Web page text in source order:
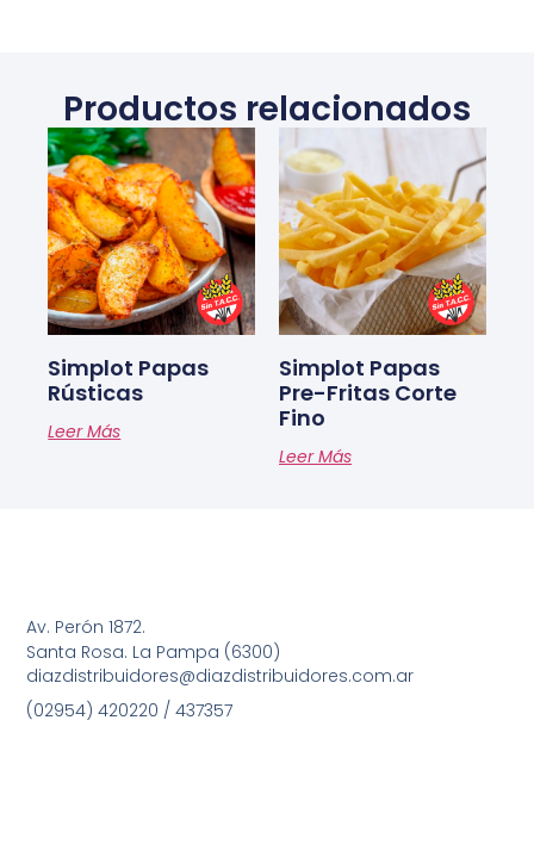
Productos relacionados
Simplot Papas
Rústicas
Leer Más
Simplot Papas
Pre-Fritas Corte
Fino
Leer Más
Av. Perón 1872.
Santa Rosa. La Pampa (6300)
diazdistribuidores@diazdistribuidores.com.ar
(02954) 420220 / 437357